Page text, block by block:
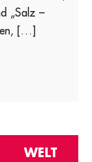
„Salz –
[…]
WELT